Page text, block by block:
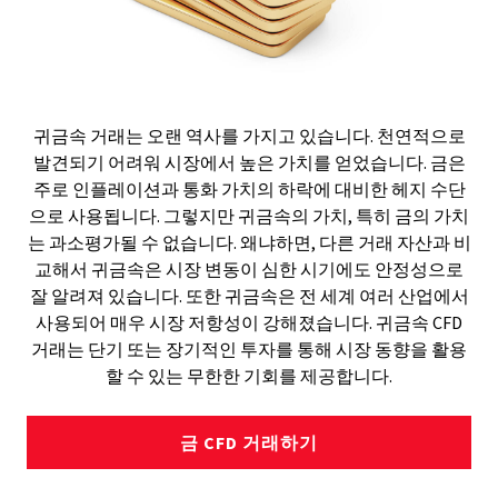
귀금속 거래는 오랜 역사를 가지고 있습니다. 천연적으로
발견되기 어려워 시장에서 높은 가치를 얻었습니다. 금은
주로 인플레이션과 통화 가치의 하락에 대비한 헤지 수단
으로 사용됩니다. 그렇지만 귀금속의 가치, 특히 금의 가치
는 과소평가될 수 없습니다. 왜냐하면, 다른 거래 자산과 비
교해서 귀금속은 시장 변동이 심한 시기에도 안정성으로
잘 알려져 있습니다. 또한 귀금속은 전 세계 여러 산업에서
사용되어 매우 시장 저항성이 강해졌습니다. 귀금속 CFD
거래는 단기 또는 장기적인 투자를 통해 시장 동향을 활용
할 수 있는 무한한 기회를 제공합니다.
금 CFD 거래하기